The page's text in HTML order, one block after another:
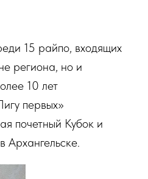
15 райпо, входящих
региона, но и
10 лет
первых»
почетный Кубок и